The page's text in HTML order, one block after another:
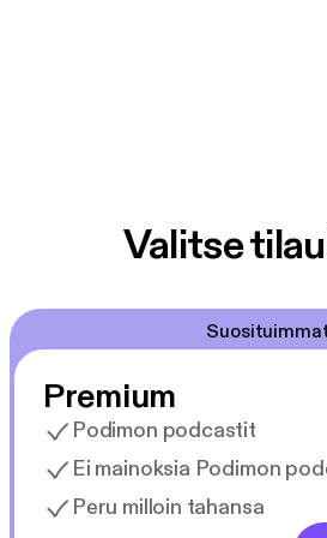
Valitse
Premium
Podimon podcastit
Ei mainoksia Podimon
Peru milloin tahansa